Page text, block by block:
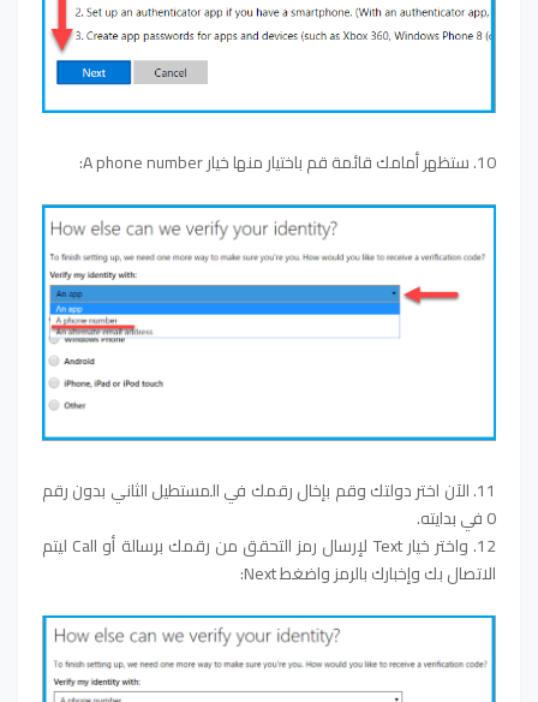
10. ستظهر أمامك قائمة قم باختيار منها خيار A phone number:
11. الآن اختر دولتك وقم بإخال رقمك في المستطيل الثاني بدون رقم
0 في بدايته.
12. واختر خيار Text لإرسال رمز التحقق من رقمك برسالة أو Call ليتم
الاتصال بك وإخبارك بالرمز واضغط Next: